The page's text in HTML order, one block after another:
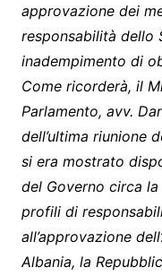
approvazione dei
responsabilità dello
inadempimento di
Come ricorderà, il
Parlamento, avv.
dell’ultima riunione
si era mostrato
del Governo circa
profili di
all’approvazione
Albania, la